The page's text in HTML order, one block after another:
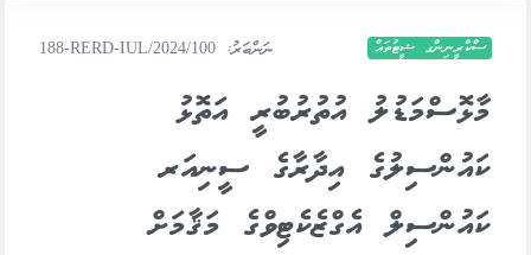
ސްކްރީނިންގ ޝީޓުތައް ނަންބަރު: 188-RERD-IUL/2024/100
މާޅޮސްމަޑުލު އުތުރުބުރީ އަތޮޅު
ކައުންސިލުގެ އިދާރާގެ ސީނިއަރ
ކައުންސިލް އެގްޒެކެޓިވްގެ މަޤާމަށް